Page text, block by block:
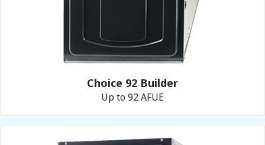
Choice 92 Builder
Up to 92 AFUE